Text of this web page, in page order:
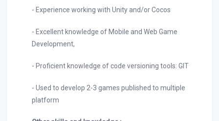
- Experience working with Unity and/or Cocos
- Excellent knowledge of Mobile and Web Game
Development,
- Proficient knowledge of code versioning tools: GIT
- Used to develop 2-3 games published to multiple
platform